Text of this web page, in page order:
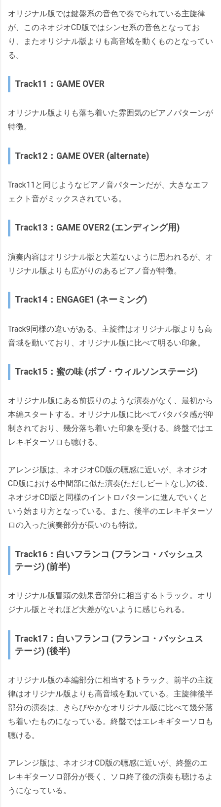
オリジナル版では鍵盤系の音色で奏でられている主旋律
が、このネオジオCD版ではシンセ系の音色となってお
り、またオリジナル版よりも高音域を動くものとなってい
る。
Track11：GAME OVER
オリジナル版よりも落ち着いた雰囲気のピアノパターンが
特徴。
Track12：GAME OVER (alternate)
Track11と同じようなピアノ音パターンだが、大きなエフ
ェクト音がミックスされている。
Track13：GAME OVER2 (エンディング用)
演奏内容はオリジナル版と大差ないように思われるが、オ
リジナル版よりも広がりのあるピアノ音が特徴。
Track14：ENGAGE1 (ネーミング)
Track9同様の違いがある。主旋律はオリジナル版よりも高
音域を動いており、オリジナル版に比べて明るい印象。
Track15：蜜の味 (ボブ・ウィルソンステージ)
オリジナル版にある前振りのような演奏がなく、最初から
本編スタートする。オリジナル版に比べてバタバタ感が抑
制されており、幾分落ち着いた印象を受ける。終盤ではエ
レキギターソロも聴ける。
アレンジ版は、ネオジオCD版の聴感に近いが、ネオジオ
CD版における中間部に似た演奏(ただしビートなし)の後、
ネオジオCD版と同様のイントロパターンに進んでいくと
いう始まり方となっている。また、後半のエレキギターソ
ロの入った演奏部分が長いのも特徴。
Track16：白いフランコ (フランコ・バッシュス
テージ) (前半)
オリジナル版冒頭の効果音部分に相当するトラック。オリ
ジナル版とそれほど大差がないように感じられる。
Track17：白いフランコ (フランコ・バッシュス
テージ) (後半)
オリジナル版の本編部分に相当するトラック。前半の主旋
律はオリジナル版よりも高音域を動いている。主旋律後半
部分の演奏は、きらびやかなオリジナル版に比べて幾分落
ち着いたものになっている。終盤ではエレキギターソロも
聴ける。
アレンジ版は、ネオジオCD版の聴感に近いが、終盤のエ
レキギターソロ部分が長く、ソロ終了後の演奏も聴けるよ
うになっている。